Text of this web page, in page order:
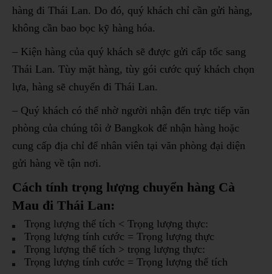
hàng đi Thái Lan. Do đó, quý khách chỉ cần gửi hàng,
không cần bao bọc kỹ hàng hóa.
– Kiện hàng của quý khách sẽ được gửi cấp tốc sang
Thái Lan. Tùy mặt hàng, tùy gói cước quý khách chọn
lựa, hàng sẽ chuyển đi Thái Lan.
– Quý khách có thể nhờ người nhận đến trực tiếp văn
phòng của chúng tôi ở Bangkok để nhận hàng hoặc
cung cấp địa chỉ để nhân viên tại văn phòng đại diện
gửi hàng về tận nơi.
Cách tính trọng lượng chuyển hàng Cà
Mau đi Thái Lan:
Trọng lượng thể tích < Trọng lượng thực:
Trọng lượng tính cước = Trọng lượng thực
Trọng lượng thể tích > trọng lượng thực:
Trọng lượng tính cước = Trọng lượng thể tích